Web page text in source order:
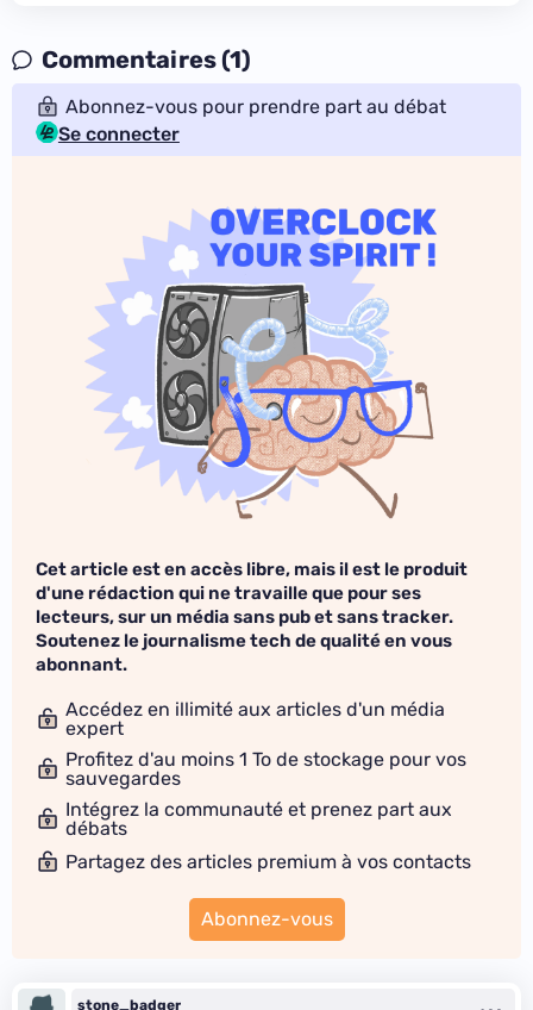
Commentaires (1)
Abonnez-vous pour prendre part au débat
Se connecter
Cet article est en accès libre, mais il est le produit
d'une rédaction qui ne travaille que pour ses
lecteurs, sur un média sans pub et sans tracker.
Soutenez le journalisme tech de qualité en vous
abonnant.
Accédez en illimité aux articles d'un média
expert
Profitez d'au moins 1 To de stockage pour vos
sauvegardes
Intégrez la communauté et prenez part aux
débats
Partagez des articles premium à vos contacts
Abonnez-vous
stone_badger